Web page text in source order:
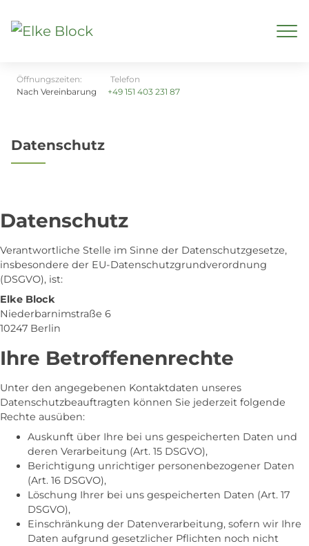
Öffnungszeiten:
Nach Vereinbarung
Telefon
+49 151 403 231 87
Datenschutz
Datenschutz
Verantwortliche Stelle im Sinne der Datenschutzgesetze,
insbesondere der EU-Datenschutzgrundverordnung
(DSGVO), ist:
Elke Block
Niederbarnimstraße 6
10247 Berlin
Ihre Betroffenenrechte
Unter den angegebenen Kontaktdaten unseres
Datenschutzbeauftragten können Sie jederzeit folgende
Rechte ausüben:
Auskunft über Ihre bei uns gespeicherten Daten und
deren Verarbeitung (Art. 15 DSGVO),
Berichtigung unrichtiger personenbezogener Daten
(Art. 16 DSGVO),
Löschung Ihrer bei uns gespeicherten Daten (Art. 17
DSGVO),
Einschränkung der Datenverarbeitung, sofern wir Ihre
Daten aufgrund gesetzlicher Pflichten noch nicht